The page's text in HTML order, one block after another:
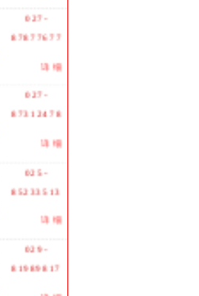
027-
87877677
详细
027-
87312478
详细
025-
85233513
详细
029-
81989817
详细